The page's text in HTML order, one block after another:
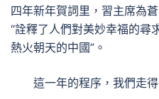
四年新年賀詞里，習主席為
“詮釋了人們對美妙幸福的尋
熱火朝天的中國”。
這一年的程序，我們走